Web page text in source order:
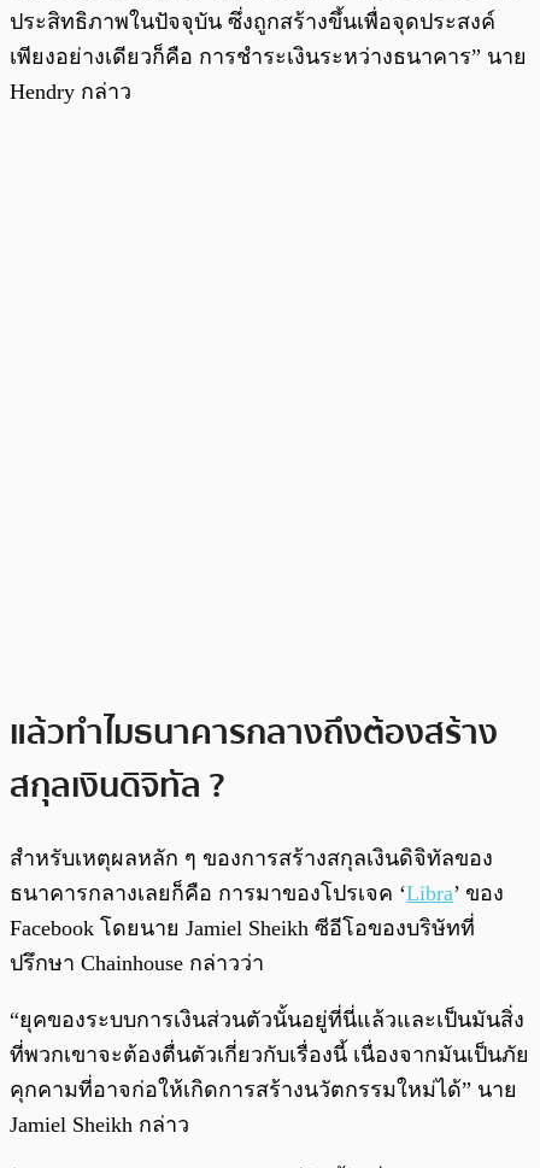
ประสิทธิภาพในปัจจุบัน ซึ่งถูกสร้างขึ้นเพื่อจุดประสงค์
เพียงอย่างเดียวก็คือ การชำระเงินระหว่างธนาคาร” นาย
Hendry กล่าว
แล้วทำไมธนาคารกลางถึงต้องสร้าง
สกุลเงินดิจิทัล ?
สำหรับเหตุผลหลัก ๆ ของการสร้างสกุลเงินดิจิทัลของ
ธนาคารกลางเลยก็คือ การมาของโปรเจค ‘Libra’ ของ
Facebook โดยนาย Jamiel Sheikh ซีอีโอของบริษัทที่
ปรึกษา Chainhouse กล่าวว่า
“ยุคของระบบการเงินส่วนตัวนั้นอยู่ที่นี่แล้วและเป็นมันสิ่ง
ที่พวกเขาจะต้องตื่นตัวเกี่ยวกับเรื่องนี้ เนื่องจากมันเป็นภัย
คุกคามที่อาจก่อให้เกิดการสร้างนวัตกรรมใหม่ได้” นาย
Jamiel Sheikh กล่าว